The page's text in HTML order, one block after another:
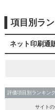
項目別ラ
ネット印刷通
評価項目別ランキン
サイト